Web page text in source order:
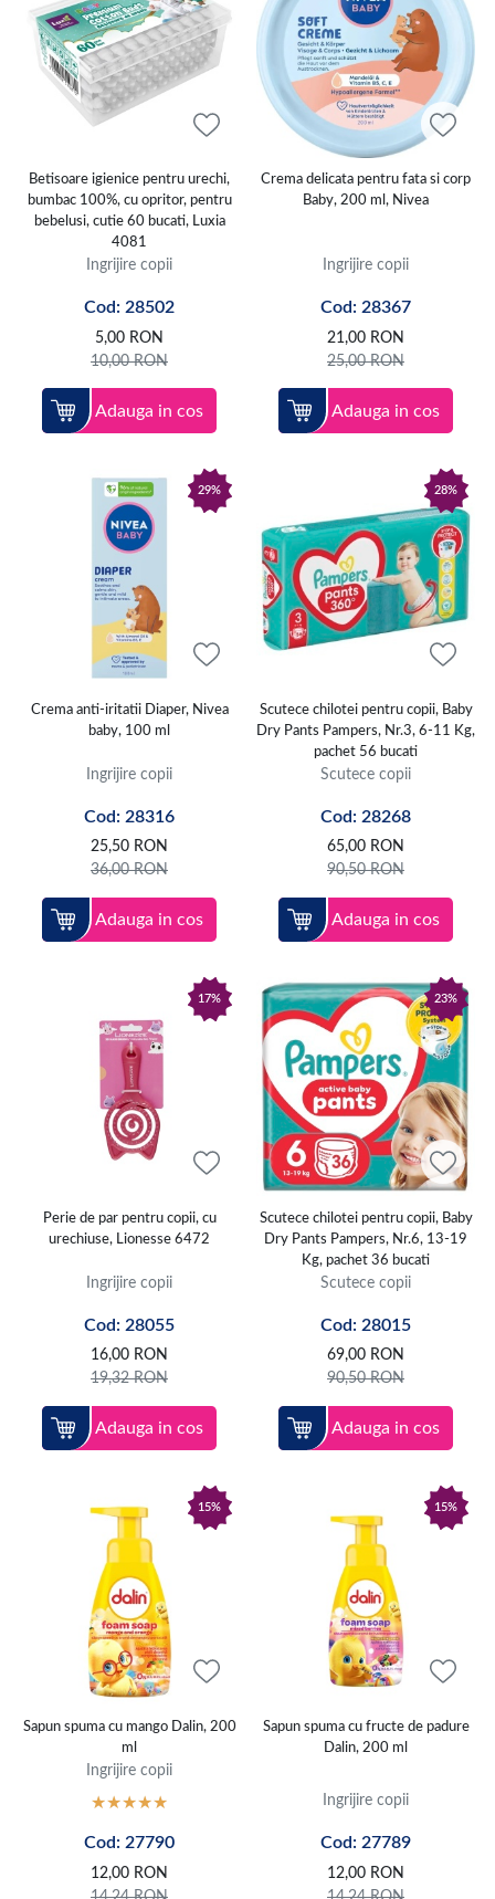
Betisoare igienice pentru urechi,
bumbac 100%, cu opritor, pentru
bebelusi, cutie 60 bucati, Luxia
4081
Ingrijire copii
Cod: 28502
5,00 RON
10,00RON
Adauga in cos
Crema delicata pentru fata si corp
Baby, 200 ml, Nivea
Ingrijire copii
Cod: 28367
21,00 RON
25,00RON
Adauga in cos
29%
Crema anti-iritatii Diaper, Nivea
baby, 100 ml
Ingrijire copii
Cod: 28316
25,50 RON
36,00RON
Adauga in cos
28%
Scutece chilotei pentru copii, Baby
Dry Pants Pampers, Nr.3, 6-11 Kg,
pachet 56 bucati
Scutece copii
Cod: 28268
65,00 RON
90,50RON
Adauga in cos
17%
Perie de par pentru copii, cu
urechiuse, Lionesse 6472
Ingrijire copii
Cod: 28055
16,00 RON
19,32RON
Adauga in cos
23%
Scutece chilotei pentru copii, Baby
Dry Pants Pampers, Nr.6, 13-19
Kg, pachet 36 bucati
Scutece copii
Cod: 28015
69,00 RON
90,50RON
Adauga in cos
15%
Sapun spuma cu mango Dalin, 200
ml
Ingrijire copii
Cod: 27790
12,00 RON
15%
Sapun spuma cu fructe de padure
Dalin, 200 ml
Ingrijire copii
Cod: 27789
12,00 RON